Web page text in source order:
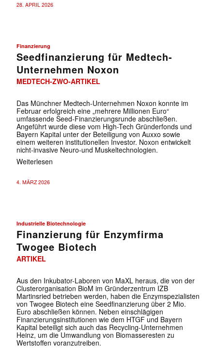
28. APRIL 2026
Finanzierung
Seedfinanzierung für Medtech-
Unternehmen Noxon
MEDTECH-ZWO-ARTIKEL
Das Münchner Medtech-Unternehmen Noxon konnte im
Februar erfolgreich eine „mehrere Millionen Euro“
umfassende Seed-Finanzierungsrunde abschließen.
Angeführt wurde diese vom High-Tech Gründerfonds und
Bayern Kapital unter der Beteiligung von Auxxo sowie
einem weiteren institutionellen Investor. Noxon entwickelt
nicht-invasive Neuro-und Muskeltechnologien.
Weiterlesen
4. MÄRZ 2026
Industrielle Biotechnologie
Finanzierung für Enzymfirma
Twogee Biotech
ARTIKEL
Aus den Inkubator-Laboren von MaXL heraus, die von der
Clusterorganisation BioM im Gründerzentrum IZB
Martinsried betrieben werden, haben die Enzymspezialisten
von Twogee Biotech eine Seedfinanzierung über 2 Mio.
Euro abschließen können. Neben einschlägigen
Finanzierungsinstitutionen wie dem HTGF und Bayern
Kapital beteiligt sich auch das Recycling-Unternehmen
Heinz, um die Umwandlung von Biomasseresten zu
Wertstoffen voranzutreiben.